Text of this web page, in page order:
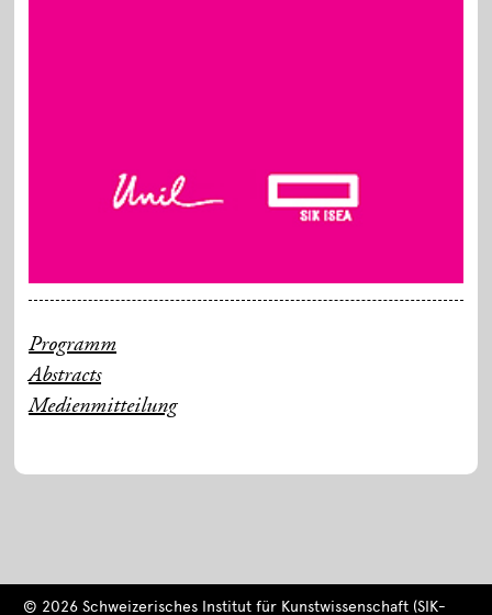
Programm
Abstracts
Medienmitteilung
© 2026 Schweizerisches Institut für Kunstwissenschaft (SIK-